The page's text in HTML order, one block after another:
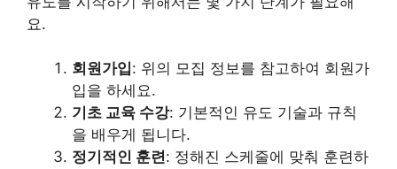
요.
회원가입: 위의 모집 정보를 참고하여 회원가
입을 하세요.
기초 교육 수강: 기본적인 유도 기술과 규칙
을 배우게 됩니다.
정기적인 훈련: 정해진 스케줄에 맞춰 훈련하